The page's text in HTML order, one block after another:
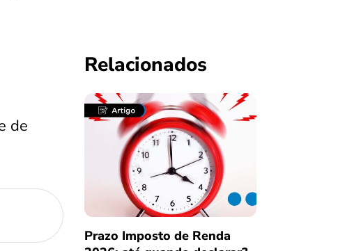
de
Relacionados
Prazo Imposto de Renda